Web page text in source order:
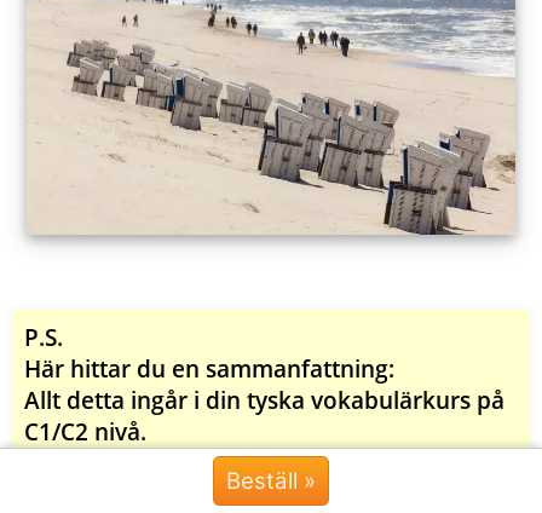
P.S.
Här hittar du en sammanfattning:
Allt detta ingår i din tyska vokabulärkurs på
C1/C2 nivå.
nivå C1/C2 +ljudkurs
snabbt nå en modersmålsnivå i tyska
Beställ »
Chat »